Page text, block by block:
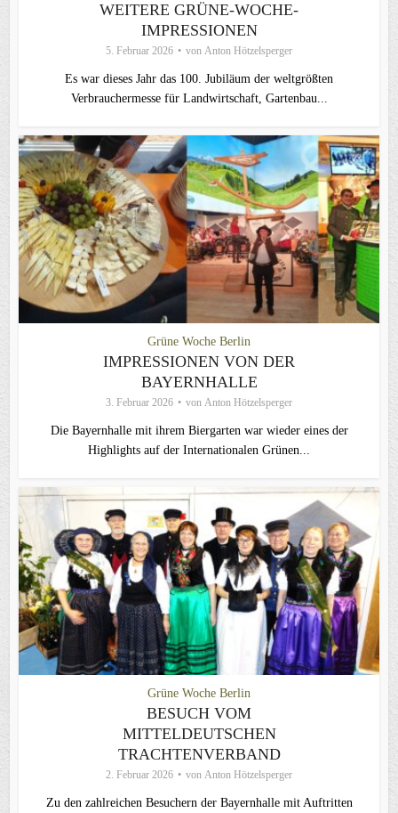
WEITERE GRÜNE-WOCHE-
IMPRESSIONEN
5. Februar 2026 von Anton Hötzelsperger
Es war dieses Jahr das 100. Jubiläum der weltgrößten
Verbrauchermesse für Landwirtschaft, Gartenbau...
Grüne Woche Berlin
IMPRESSIONEN VON DER
BAYERNHALLE
3. Februar 2026 von Anton Hötzelsperger
Die Bayernhalle mit ihrem Biergarten war wieder eines der
Highlights auf der Internationalen Grünen...
Grüne Woche Berlin
BESUCH VOM
MITTELDEUTSCHEN
TRACHTENVERBAND
2. Februar 2026 von Anton Hötzelsperger
Zu den zahlreichen Besuchern der Bayernhalle mit Auftritten